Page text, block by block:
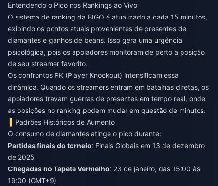
Entendendo o Pico nos Rankings ao Vivo
O sistema de ranking da BIGO é atualizado a cada 15 minutos,
exibindo os pontos atuais provenientes de presentes de
diamantes e ganhos de beans. Isso gera uma urgência
psicológica, pois os apoiadores monitoram de perto a posição
de seu streamer favorito.
Os confrontos PK (Player Knockout) intensificam essa
dinâmica. Quando os streamers entram em batalhas diretas, os
apoiadores travam guerras de presentes em tempo real, onde
as posições no ranking podem mudar em questão de minutos.
Padrões Históricos de Aumento
O consumo de diamantes atinge o pico durante:
Partidas finais do torneio: Finais Globais em 13 de dezembro
de 2025
Chegadas no Tapete Vermelho: 23 de janeiro, das 15:00 às
19:00 (GMT+9)